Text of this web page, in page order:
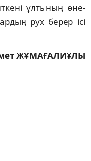
ұлтының өне­
рух берер ісі
ЖҰМАҒАЛИҰЛЫ